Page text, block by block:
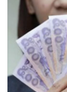
ผู้จัดกวน
Good health
Green
Management
MGR Live
Infographic